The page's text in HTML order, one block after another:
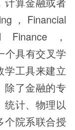
，Financial
Finance，
个具有交叉学
学工具来建立
除了金融的专
统计、物理以
个院系联合授